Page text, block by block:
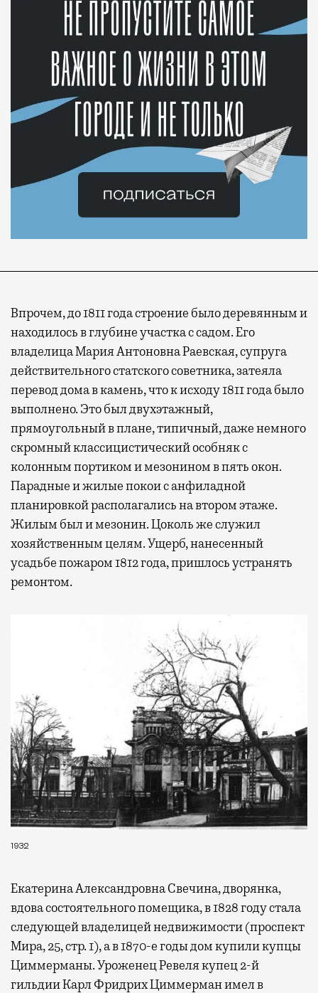
Впрочем, до 1811 года строение было деревянным и
находилось в глубине участка с садом. Его
владелица Мария Антоновна Раевская, супруга
действительного статского советника, затеяла
перевод дома в камень, что к исходу 1811 года было
выполнено. Это был двухэтажный,
прямоугольный в плане, типичный, даже немного
скромный классицистический особняк с
колонным портиком и мезонином в пять окон.
Парадные и жилые покои с анфиладной
планировкой располагались на втором этаже.
Жилым был и мезонин. Цоколь же служил
хозяйственным целям. Ущерб, нанесенный
усадьбе пожаром 1812 года, пришлось устранять
ремонтом.
1932
Екатерина Александровна Свечина, дворянка,
вдова состоятельного помещика, в 1828 году стала
следующей владелицей недвижимости (проспект
Мира, 25, стр. 1), а в 1870-е годы дом купили купцы
Циммерманы. Уроженец Ревеля купец 2-й
гильдии Карл Фридрих Циммерман имел в